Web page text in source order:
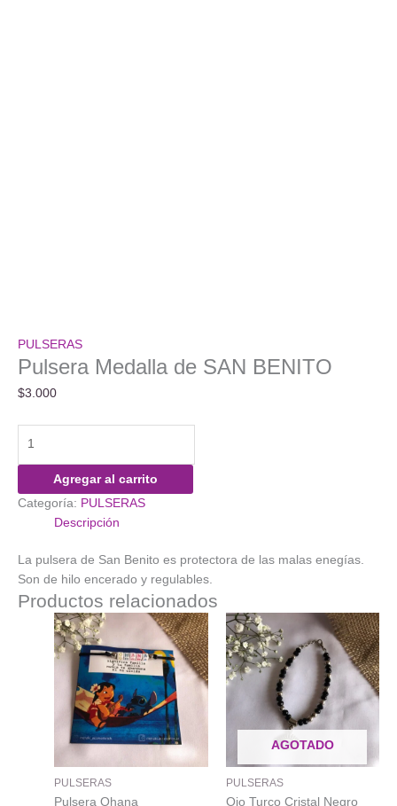
PULSERAS
Pulsera Medalla de SAN BENITO
$3.000
SAN
BENITO
cantidad
Agregar al carrito
Categoría: PULSERAS
Descripción
La pulsera de San Benito es protectora de las malas enegías.
Son de hilo encerado y regulables.
Productos relacionados
PULSERAS
Pulsera Ohana
AGOTADO
PULSERAS
Ojo Turco Cristal Negro